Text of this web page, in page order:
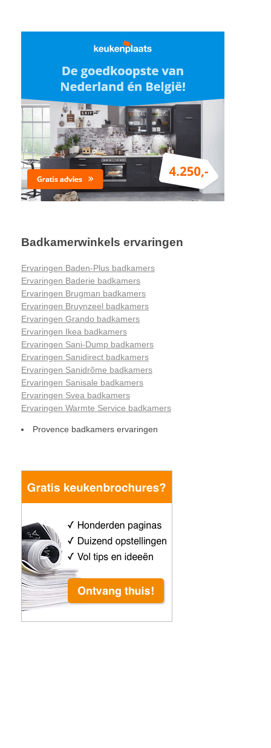
Badkamerwinkels ervaringen
Ervaringen Baden-Plus badkamers
Ervaringen Baderie badkamers
Ervaringen Brugman badkamers
Ervaringen Bruynzeel badkamers
Ervaringen Grando badkamers
Ervaringen Ikea badkamers
Ervaringen Sani-Dump badkamers
Ervaringen Sanidirect badkamers
Ervaringen Sanidrõme badkamers
Ervaringen Sanisale badkamers
Ervaringen Svea badkamers
Ervaringen Warmte Service badkamers
Provence badkamers ervaringen